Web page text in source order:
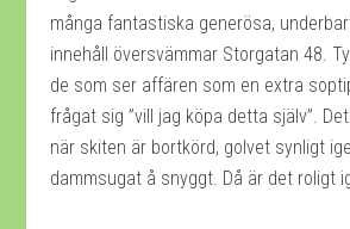
många fantastiska generösa,
innehåll översvämmar Storgatan 48.
de som ser affären som en extra
frågat sig ”vill jag köpa detta själv”. Det
när skiten är bortkörd, golvet synligt
dammsugat å snyggt. Då är det roligt